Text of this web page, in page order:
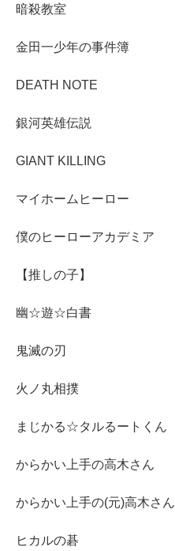
暗殺教室
金田一少年の事件簿
DEATH NOTE
銀河英雄伝説
GIANT KILLING
マイホームヒーロー
僕のヒーローアカデミア
【推しの子】
幽☆遊☆白書
鬼滅の刃
火ノ丸相撲
まじかる☆タルるートくん
からかい上手の高木さん
からかい上手の(元)高木さん
ヒカルの碁